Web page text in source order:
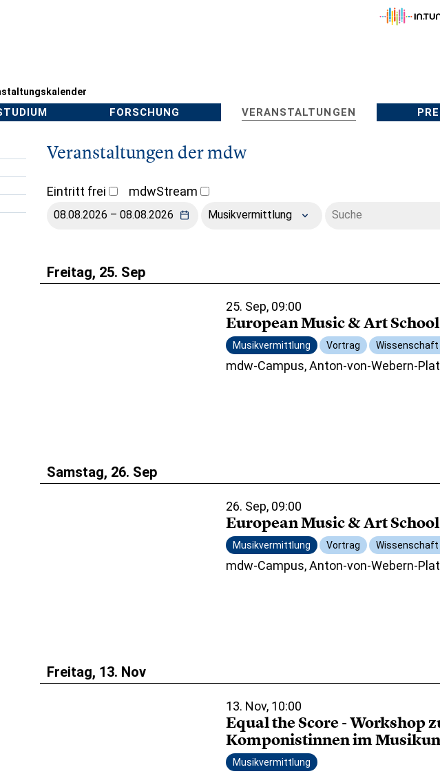
FORSCHUNG VERANSTALTUNGEN
Veranstaltungen der mdw
Eintritt frei mdwStream
Musikvermittlung
Freitag, 25. Sep
25. Sep, 09:00
European Music & Art
Musikvermittlung Vortrag Wissenschaft
mdw-Campus, Anton-von-Webern-
Samstag, 26. Sep
26. Sep, 09:00
European Music & Art
Musikvermittlung Vortrag Wissenschaft
mdw-Campus, Anton-von-Webern-
Freitag, 13. Nov
13. Nov, 10:00
Equal the Score - Workshop
Komponistinnen im
Musikvermittlung